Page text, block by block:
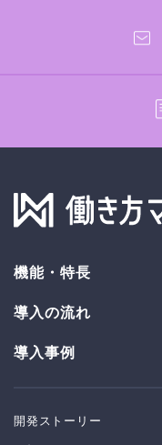
機能・特長
導入の流れ
導入事例
開発ストーリー